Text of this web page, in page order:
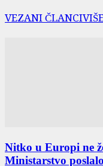
VEZANI ČLANCI
Nitko u Europi ne
Ministarstvo